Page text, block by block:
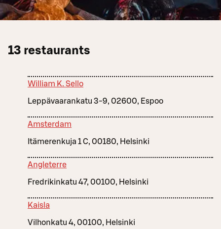
13 restaurants
William K. Sello
Leppävaarankatu 3-9, 02600, Espoo
Amsterdam
Itämerenkuja 1 C, 00180, Helsinki
Angleterre
Fredrikinkatu 47, 00100, Helsinki
Kaisla
Vilhonkatu 4, 00100, Helsinki